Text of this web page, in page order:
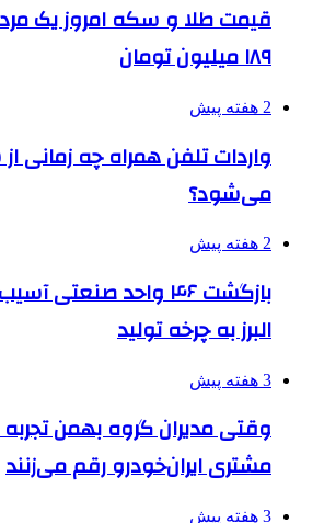
قیمت طلا و سکه امروز یک
۱۸۹ میلیون تومان
2 هفته پیش
واردات تلفن همراه چه زمانی
می‌شود؟
2 هفته پیش
بازگشت ۴۶ واحد صنعتی
البرز به چرخه تولید
3 هفته پیش
وقتی مدیران گروه بهمن
مشتری ایران‌خودرو رقم می‌زنند
3 هفته پیش